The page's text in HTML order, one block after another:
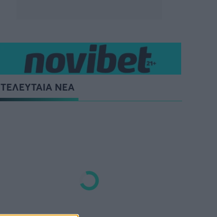
ΤΕΛΕΥΤΑΙΑ ΝΕΑ